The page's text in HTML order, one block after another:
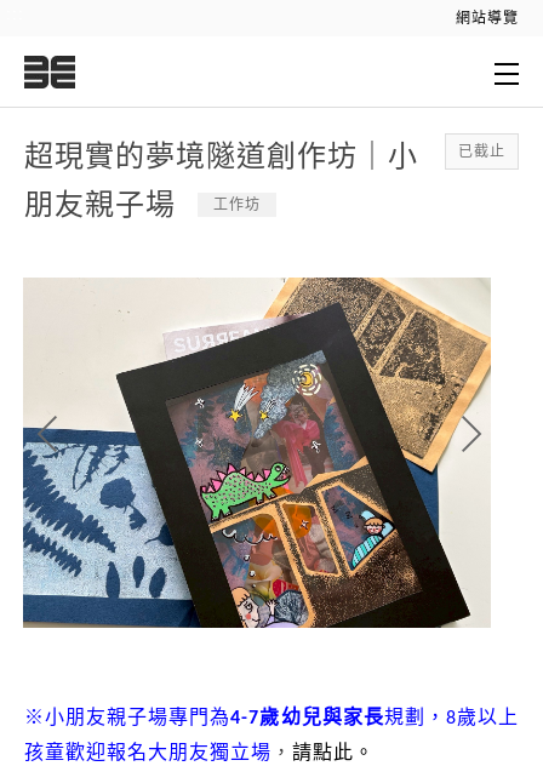
網站導覽
已截止
超現實的夢境隧道創作坊｜小
朋友親子場
工作坊
※小朋友親子場專門為4-7歲幼兒與家長規劃，8歲以上
孩童歡迎報名大朋友獨立場 ， 請點此 。